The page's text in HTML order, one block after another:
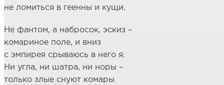
не ломиться в геенны и кущи.
Не фантом, а набросок, эскиз –
комариное поле, и вниз
с эмпирея срываюсь в него я.
Ни угла, ни шатра, ни норы –
только злые снуют комары